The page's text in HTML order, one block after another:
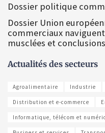
Dossier politique
Dossier Union
commerciaux
musclées et
Actualités des secteurs
Agroalimentaire Industrie
Distribution et e-commerce
Informatique, télécom et